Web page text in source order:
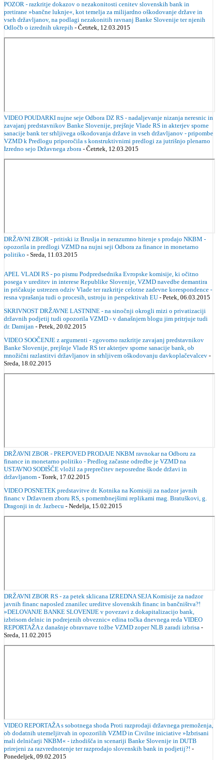
POZOR - razkritje dokazov o nezakonitosti cenitev slovenskih bank in
pretirane »bančne luknje«, kot temelja za milijardno oškodovanje države in
vseh državljanov, na podlagi nezakonitih ravnanj Banke Slovenije ter njenih
Odločb o izrednih ukrepih - Četrtek, 12.03.2015
VIDEO POUDARKI nujne seje Odbora DZ RS - nadaljevanje nizanja neresnic in
zavajanj predstavnikov Banke Slovenije, prejšnje Vlade RS in akterjev sporne
sanacije bank ter srhljivega oškodovanja države in vseh državljanov - pripombe
VZMD k Predlogu priporočila s konstruktivnimi predlogi za jutrišnjo plenarno
Izredno sejo Državnega zbora - Četrtek, 12.03.2015
DRŽAVNI ZBOR - pritiski iz Bruslja in nerazumno hitenje s prodajo NKBM -
opozorila in predlogi VZMD na nujni seji Odbora za finance in monetarno
politiko - Sreda, 11.03.2015
APEL VLADI RS - po pismu Podpredsednika Evropske komisije, ki očitno
posega v ureditev in interese Republike Slovenije, VZMD navedbe demantira
in pričakuje ustrezen odziv Vlade ter razkritje celotne zadevne korespondence -
resna vprašanja tudi o procesih, ustroju in perspektivah EU - Petek, 06.03.2015
SKRIVNOST DRŽAVNE LASTNINE - na sinočnji okrogli mizi o privatizaciji
državnih podjetij tudi opozorila VZMD - v današnjem blogu jim pritrjuje tudi
dr. Damijan - Petek, 20.02.2015
VIDEO SOOČENJE z argumenti - zgovorno razkritje zavajanj predstavnikov
Banke Slovenije, prejšnje Vlade RS ter akterjev sporne sanacije bank, ob
množični razlastitvi državljanov in srhljivem oškodovanju davkoplačevalcev -
Sreda, 18.02.2015
DRŽAVNI ZBOR - PREPOVED PRODAJE NKBM ravnokar na Odboru za
finance in monetarno politiko - Predlog začasne odredbe je VZMD na
USTAVNO SODIŠČE vložil za preprečitev neposredne škode državi in
državljanom - Torek, 17.02.2015
VIDEO POSNETEK predstavitve dr. Kotnika na Komisiji za nadzor javnih
financ v Državnem zboru RS, s pomembnejšimi replikami mag. Bratuškovi, g.
Dragonji in dr. Jazbecu - Nedelja, 15.02.2015
DRŽAVNI ZBOR RS - za petek sklicana IZREDNA SEJA Komisije za nadzor
javnih financ naposled znanilec ureditve slovenskih financ in bančništva?!
»DELOVANJE BANKE SLOVENIJE v povezavi z dokapitalizacijo bank,
izbrisom delnic in podrejenih obveznic« edina točka dnevnega reda VIDEO
REPORTAŽA z današnje obravnave tožbe VZMD zoper NLB zaradi izbrisa -
Sreda, 11.02.2015
VIDEO REPORTAŽA s sobotnega shoda Proti razprodaji državnega premoženja,
ob dodatnih utemeljitvah in opozorilih VZMD in Civilne iniciative »Izbrisani
mali delničarji NKBM« - izhodišča in scenariji Banke Slovenije in DUTB
prirejeni za razvrednotenje ter razprodajo slovenskih bank in podjetij?! -
Ponedeljek, 09.02.2015